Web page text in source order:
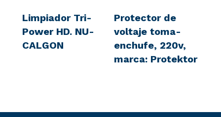
Limpiador Tri-
Power HD. NU-
CALGON
Protector de
voltaje toma-
enchufe, 220v,
marca: Protektor